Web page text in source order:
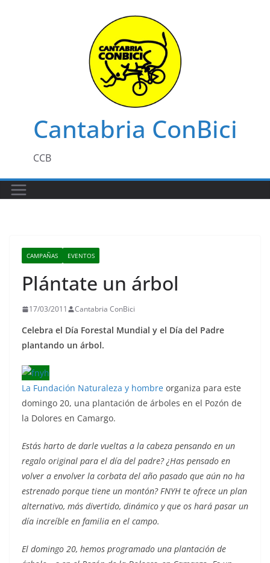
Cantabria ConBici
CCB
CAMPAÑAS EVENTOS
Plántate un árbol
17/03/2011 Cantabria ConBici
Celebra el Día Forestal Mundial y el Día del Padre
plantando un árbol.
La Fundación Naturaleza y hombre organiza para este
domingo 20, una plantación de árboles en el Pozón de
la Dolores en Camargo.
Estás harto de darle vueltas a la cabeza pensando en un
regalo original para el día del padre? ¿Has pensado en
volver a envolver la corbata del año pasado que aún no ha
estrenado porque tiene un montón? FNYH te ofrece un plan
alternativo, más divertido, dinámico y que os hará pasar un
día increíble en familia en el campo.
El domingo 20, hemos programado una plantación de